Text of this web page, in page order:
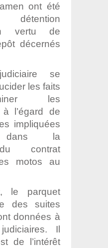
ont été
vertu de
décernés
se
les faits
les
à l’égard de
impliquées
dans la
contrat
motos au
le parquet
des suites
données à
Il
de l’intérêt